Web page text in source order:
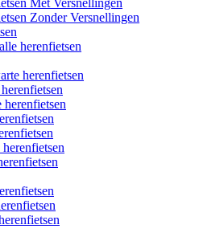
Met Versnellingen
Zonder Versnellingen
herenfietsen
herenfietsen